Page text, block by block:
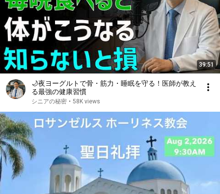
39:51
🌙夜ヨーグルトで骨・筋力・睡眠を守る！医師が教え
る最強の健康習慣
シニアの秘密 • 58K views